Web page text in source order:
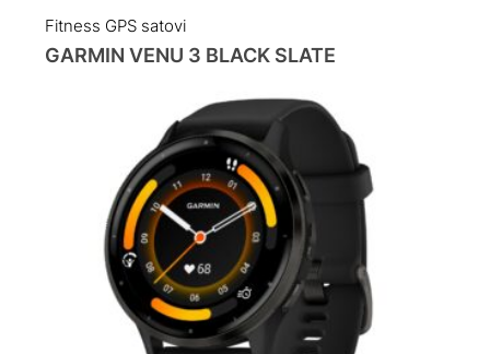
Fitness GPS satovi
GARMIN VENU 3 BLACK SLATE